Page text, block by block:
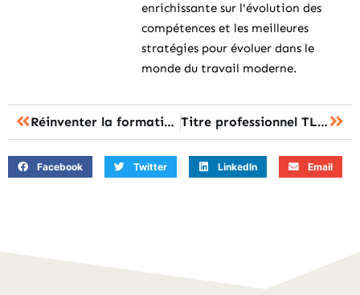
enrichissante sur l'évolution des
compétences et les meilleures
stratégies pour évoluer dans le
monde du travail moderne.
Réinventer la formation : démarches pédagogiques qui bousculent les codes Titre professionnel TLE : devenez expert en logistique d’entreposage
Facebook Twitter LinkedIn Email